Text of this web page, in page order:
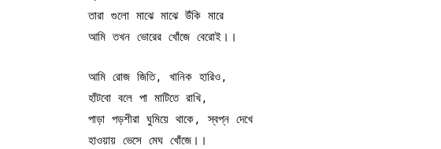
তারা গুলো মাঝে মাঝে উঁকি মারে
আমি তখন ভোরের খোঁজে বেরোই।।
আমি রোজ জিতি, খানিক হারিও,
হাঁটবো বলে পা মাটিতে রাখি,
পাড়া পড়শীরা ঘুমিয়ে থাকে, স্বপ্ন দেখে
হাওয়ায় ভেসে মেঘ খোঁজে।।